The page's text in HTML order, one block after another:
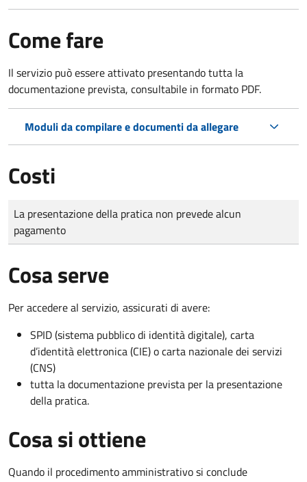
Come fare
Il servizio può essere attivato presentando tutta la
documentazione prevista, consultabile in formato PDF.
Moduli da compilare e documenti da allegare
Costi
Tipo di pagamento
Importo
La presentazione della pratica non prevede alcun
pagamento
Cosa serve
Per accedere al servizio, assicurati di avere:
SPID (sistema pubblico di identità digitale), carta
d’identità elettronica (CIE) o carta nazionale dei servizi
(CNS)
tutta la documentazione prevista per la presentazione
della pratica.
Cosa si ottiene
Quando il procedimento amministrativo si conclude